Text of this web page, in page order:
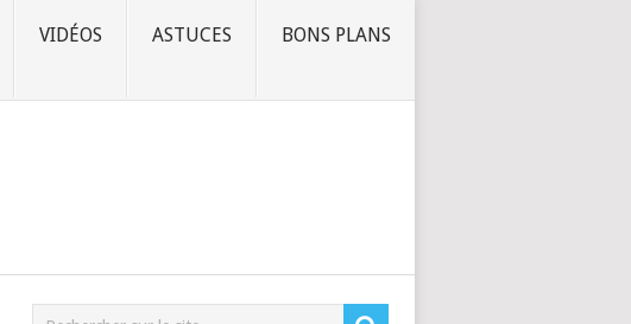
VIDÉOS ASTUCES BONS PLANS